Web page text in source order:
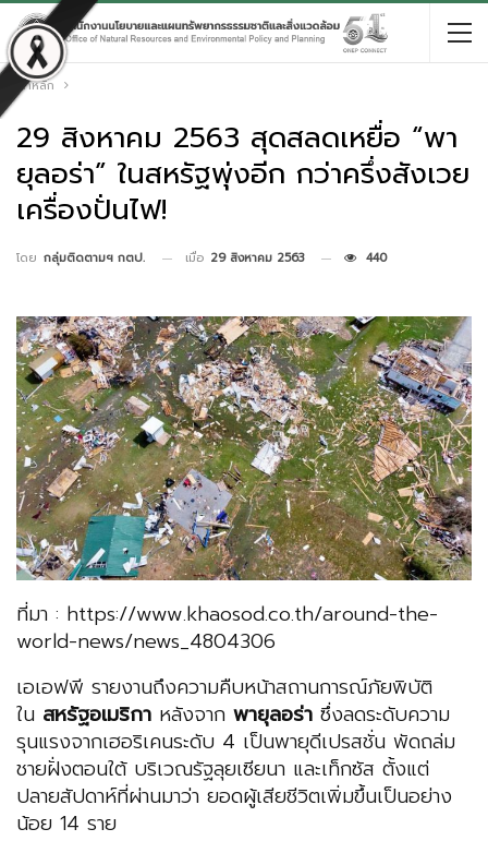
หน้าหลัก
29 สิงหาคม 2563 สุดสลดเหยื่อ “พา
ยุลอร่า” ในสหรัฐพุ่งอีก กว่าครึ่งสังเวย
เครื่องปั่นไฟ!
โดย กลุ่มติดตามฯ กตป. เมื่อ 29 สิงหาคม 2563 440
ที่มา : https://www.khaosod.co.th/around-the-
world-news/news_4804306
เอเอฟพี รายงานถึงความคืบหน้าสถานการณ์ภัยพิบัติ
ใน สหรัฐอเมริกา หลังจาก พายุลอร่า ซึ่งลดระดับความ
รุนแรงจากเฮอริเคนระดับ 4 เป็นพายุดีเปรสชั่น พัดถล่ม
ชายฝั่งตอนใต้ บริเวณรัฐลุยเซียนา และเท็กซัส ตั้งแต่
ปลายสัปดาห์ที่ผ่านมาว่า ยอดผู้เสียชีวิตเพิ่มขึ้นเป็นอย่าง
น้อย 14 ราย